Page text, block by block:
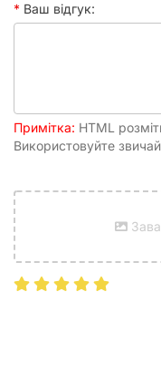
Ваш відгук:
Примітка: HTML
Використовуйте